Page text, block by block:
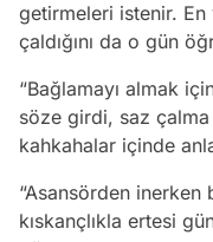
getirmeleri istenir. En
çaldığını da o gün
“Bağlamayı almak
söze girdi, saz çalma
kahkahalar içinde
“Asansörden inerken
kıskançlıkla ertesi